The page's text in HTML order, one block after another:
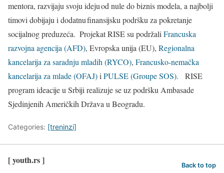
mentora, razvijaju svoju ideju od nule do biznis modela, a najbolji
timovi dobijaju i dodatnu finansijsku podršku za pokretanje
socijalnog preduzeća. Projekat RISE su podržali Francuska
razvojna agencija (AFD), Evropska unija (EU), Regionalna
kancelarija za saradnju mladih (RYCO), Francusko-nemačka
kancelarija za mlade (OFAJ)i PULSE (Groupe SOS). RISE
program ideacije u Srbiji realizuje se uz podršku Ambasade
Sjedinjenih Američkih Država u Beogradu.
Categories: [treninzi]
[ youth.rs ] Back to top